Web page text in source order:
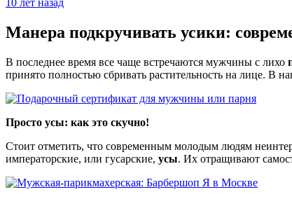
10 лет назад
Манера подкручивать усики:
В последнее время все чаще встречаются мужчины с лихо
принято полностью сбривать растительность на лице. В
Просто усы: как это скучно!
Стоит отметить, что современным молодым людям
императорские, или гусарские, усы. Их отращивают